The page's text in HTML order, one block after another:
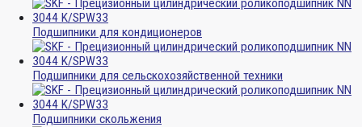
Подшипники для кондиционеров
Подшипники для сельскохозяйственной техники
Подшипники скольжения